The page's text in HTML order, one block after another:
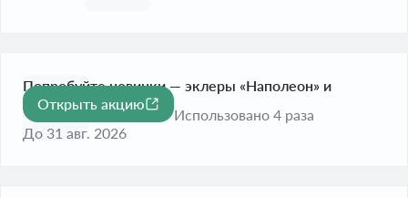
Попробуйте новинки — эклеры «Наполеон» и
«Тирамису»
До 31 авг. 2026
Открыть акцию
Использовано 4 раза